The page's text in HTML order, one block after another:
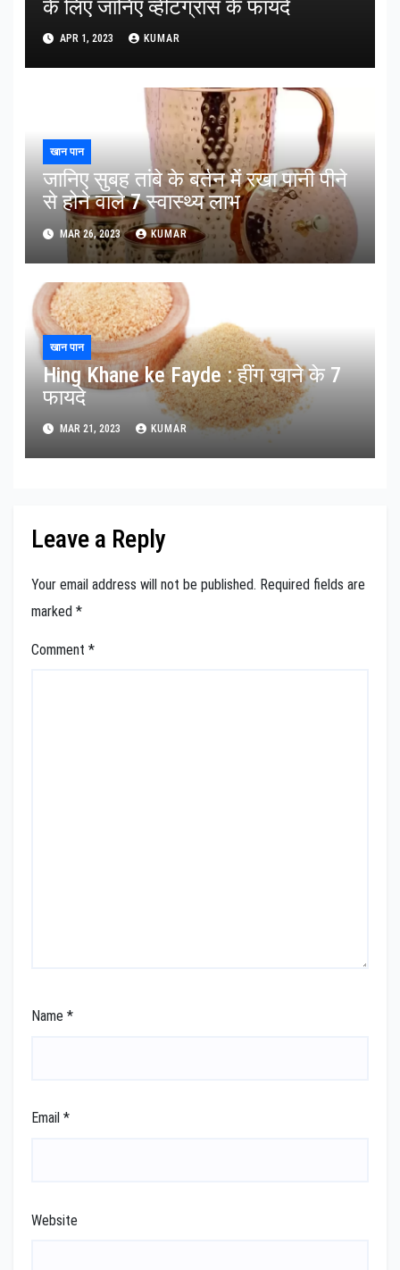
के लिए जानिए व्हीटग्रास के फायदे
APR 1, 2023 KUMAR
खान पान
जानिए सुबह तांबे के बर्तन में रखा पानी पीने
से होने वाले 7 स्वास्थ्य लाभ
MAR 26, 2023 KUMAR
खान पान
Hing Khane ke Fayde : हींग खाने के 7
फायदे
MAR 21, 2023 KUMAR
Leave a Reply
Your email address will not be published. Required fields are
marked *
Comment *
Name *
Email *
Website